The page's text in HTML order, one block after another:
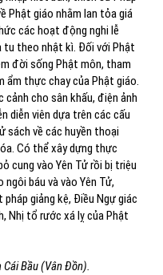
Phật giáo nhằm lan tỏa giá
các hoạt động nghi lễ
tu theo nhật kì. Đối với Phật
đời sống Phật môn, tham
ẩm thực chay của Phật giáo.
cho sân khấu, điện ảnh
diễn viên dựa trên các cấu
sách về các huyền thoại
Có thể xây dựng thực
cung vào Yên Tử rồi bị triệu
ngôi báu và vào Yên Tử,
giảng kệ, Điều Ngự giác
Nhị tổ rước xá lỵ của Phật
Bầu (Vân Đồn).